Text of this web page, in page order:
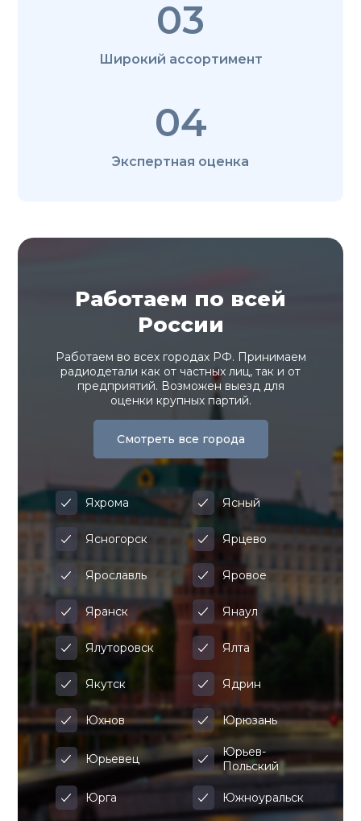
03
Широкий ассортимент
04
Экспертная оценка
Работаем по всей
России
Работаем во всех городах РФ. Принимаем
радиодетали как от частных лиц, так и от
предприятий. Возможен выезд для
оценки крупных партий.
Смотреть все города
Яхрома Ясный
Ясногорск Ярцево
Ярославль Яровое
Яранск Янаул
Ялуторовск Ялта
Якутск Ядрин
Юхнов Юрюзань
Юрьевец
Юрьев-
Польский
Юрга Южноуральск